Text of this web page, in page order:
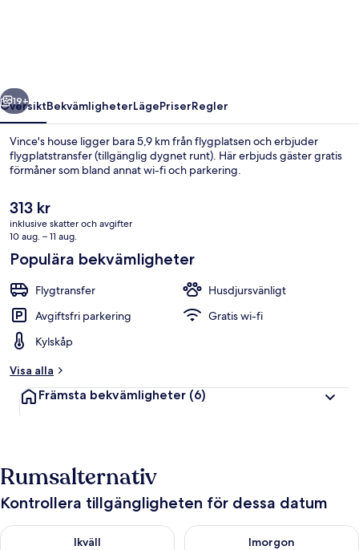
Nästa
19+
ÖversiktBekvämligheterLägePriserRegler
Vince's house ligger bara 5,9 km från flygplatsen och erbjuder
flygplatstransfer (tillgänglig dygnet runt). Här erbjuds gäster gratis
förmåner som bland annat wi-fi och parkering.
Det
nuvarande
priset
313 kr
313 kr
inklusive skatter och avgifter
10 aug. – 11 aug.
Populära bekvämligheter
Flygtransfer
Husdjursvänligt
Avgiftsfri parkering
Gratis wi-fi
Kylskåp
Visa alla
Främsta bekvämligheter (6)
Rumsalternativ
Kontrollera tillgängligheten för dessa datum
Ikväll
Kontrollera tillgängligheten för ikväll aug. 7 - aug. 8
Imorgon
Kontrollera tillgängligheten